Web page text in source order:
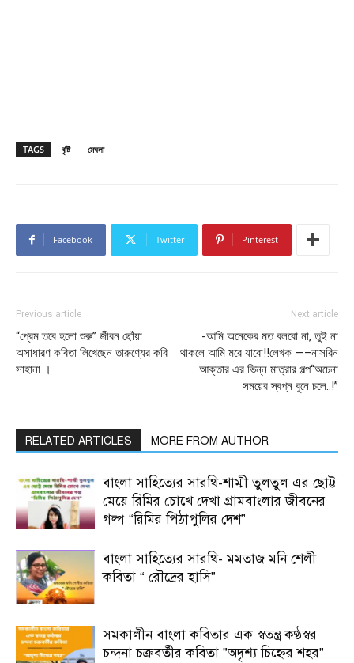
TAGS বৃষ্টি মেঘলা
Facebook Twitter Pinterest
Previous article
“প্রেম তবে হলো শুরু” জীবন ছোঁয়া
অসাধারণ কবিতা লিখেছেন তারুণ্যের কবি
সাহানা ।
Next article
-আমি অনেকের মত বলবো না, তুই না
থাকলে আমি মরে যাবো!!লেখক —–নাসরিন
আক্তার এর ভিন্ন মাত্রার গল্প“অচেনা
সময়ের স্বপ্ন বুনে চলে..!”
RELATED ARTICLES MORE FROM AUTHOR
বাংলা সাহিত্যের সারথি-শাম্মী তুলতুল এর ছোট্ট
মেয়ে রিমির চোখে দেখা গ্রামবাংলার জীবনের
গল্প “রিমির পিঠাপুলির দেশ”
বাংলা সাহিত্যের সারথি- মমতাজ মনি শেলী
কবিতা “ রৌদ্রের হাসি”
সমকালীন বাংলা কবিতার এক স্বতন্ত্র কণ্ঠস্বর
চন্দনা চক্রবর্তীর কবিতা ”অদৃশ্য চিহ্নের শহর”